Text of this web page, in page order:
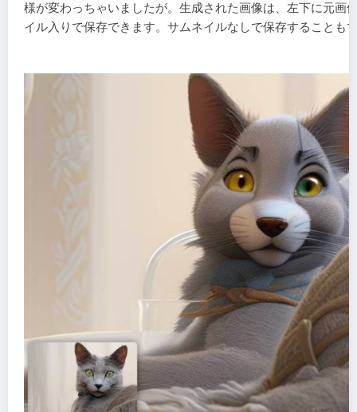
様が変わっちゃいましたが。生成された画像は、左下に元画
イル入りで保存できます。サムネイルなしで保存することも